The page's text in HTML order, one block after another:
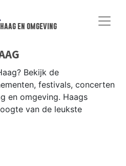
en omgeving
Bekijk de
festivals, concerten
en omgeving. Haags
van de leukste